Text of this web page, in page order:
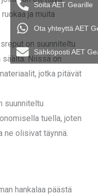
ja muita
on suunniteltu
Niissä on
jotka pitävät
suunniteltu
tuella, joten
ne olisivat täynnä.
hankalaa päästä
Soita AET Gearille
Ota yhteyttä AET
Sähköposti AET